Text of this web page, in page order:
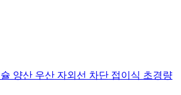
양산 우산 자외선 차단 접이식 초경량